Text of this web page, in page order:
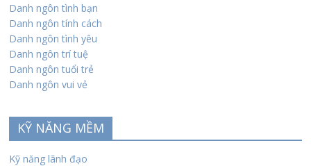
Danh ngôn tình bạn
Danh ngôn tính cách
Danh ngôn tình yêu
Danh ngôn trí tuệ
Danh ngôn tuổi trẻ
Danh ngôn vui vẻ
KỸ NĂNG MỀM
Kỹ năng lãnh đạo